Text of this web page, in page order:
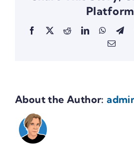
Facebook
X RedditLinkedIn
Email
About the Author: